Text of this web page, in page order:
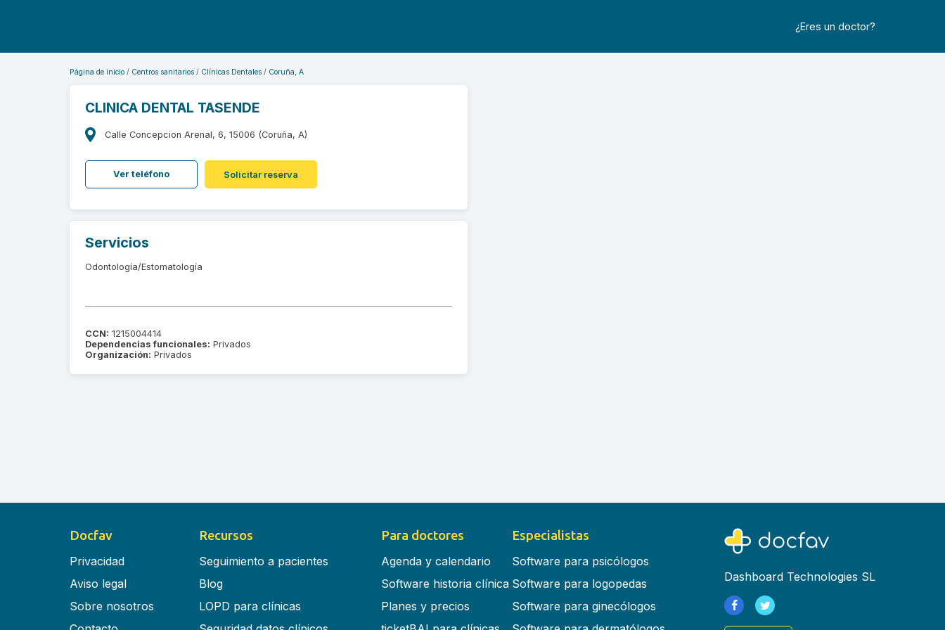
¿Eres un doctor?
Página de inicio Centros sanitarios Clínicas Dentales Coruña, A
CLINICA DENTAL TASENDE
Calle Concepcion Arenal, 6, 15006 (Coruña, A)
Ver teléfono Solicitar reserva
Servicios
Odontología/Estomatología
CCN: 1215004414
Dependencias funcionales: Privados
Organización: Privados
Docfav
Privacidad
Aviso legal
Sobre nosotros
Recursos
Seguimiento a pacientes
Blog
LOPD para clínicas
Para doctores
Agenda y calendario
Software historia clínica
Planes y precios
Especialistas
Software para psicólogos
Software para logopedas
Software para ginecólogos
Dashboard Technologies SL